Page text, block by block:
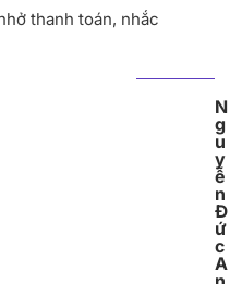
thanh toán, nhắc
N
g
u
y
ễ
n
Đ
ứ
c
A